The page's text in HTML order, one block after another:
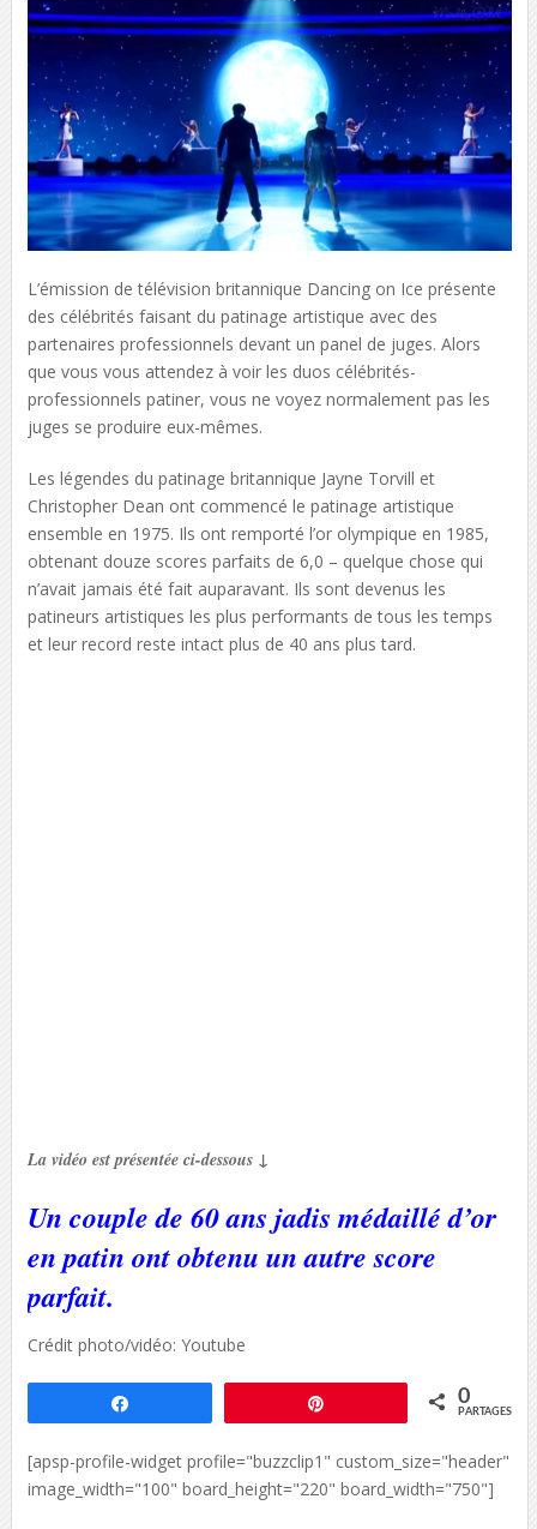
L’émission de télévision britannique Dancing on Ice présente
des célébrités faisant du patinage artistique avec des
partenaires professionnels devant un panel de juges. Alors
que vous vous attendez à voir les duos célébrités-
professionnels patiner, vous ne voyez normalement pas les
juges se produire eux-mêmes.
Les légendes du patinage britannique Jayne Torvill et
Christopher Dean ont commencé le patinage artistique
ensemble en 1975. Ils ont remporté l’or olympique en 1985,
obtenant douze scores parfaits de 6,0 – quelque chose qui
n’avait jamais été fait auparavant. Ils sont devenus les
patineurs artistiques les plus performants de tous les temps
et leur record reste intact plus de 40 ans plus tard.
La vidéo est présentée ci-dessous ↓
Un couple de 60 ans jadis médaillé d’or
en patin ont obtenu un autre score
parfait.
Crédit photo/vidéo: Youtube
0
PARTAGES
[apsp-profile-widget profile="buzzclip1" custom_size="header"
image_width="100" board_height="220" board_width="750"]